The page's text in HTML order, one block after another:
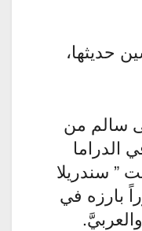
حديثها،
سالم من
الدراما
” سندريلا
بارزه في